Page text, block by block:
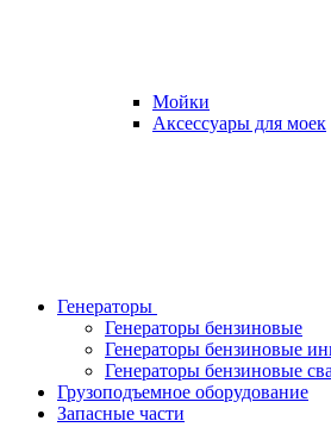
Мойки
Аксессуары для моек
Генераторы
Генераторы бензиновые
Генераторы бензиновые
Генераторы бензиновые
Грузоподъемное оборудование
Запасные части